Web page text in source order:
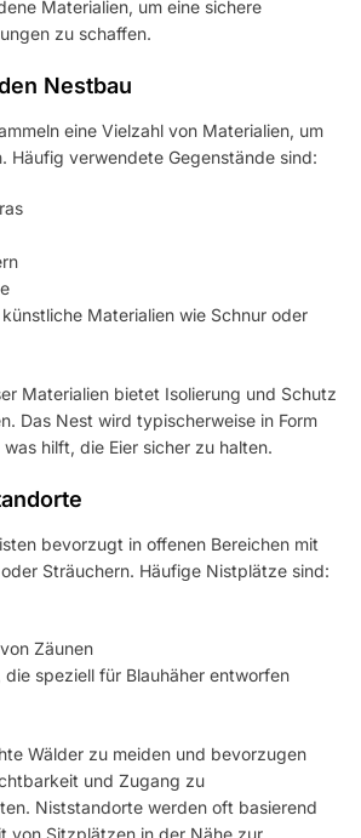
Materialien, um eine sichere
zu schaffen.
Nestbau
eine Vielzahl von Materialien, um
Häufig verwendete Gegenstände sind:
Materialien wie Schnur oder
Materialien bietet Isolierung und Schutz
Das Nest wird typischerweise in Form
hilft, die Eier sicher zu halten.
bevorzugt in offenen Bereichen mit
Sträuchern. Häufige Nistplätze sind:
Zäunen
die speziell für Blauhäher entworfen
Wälder zu meiden und bevorzugen
und Zugang zu
Niststandorte werden oft basierend
von Sitzplätzen in der Nähe zur